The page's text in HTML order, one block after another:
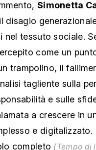
Simonetta
disagio
nel tessuto sociale.
come un
trampolino, il
tagliente sulla
e sulle
a crescere in
e digitalizzato.
completo (Tempo di